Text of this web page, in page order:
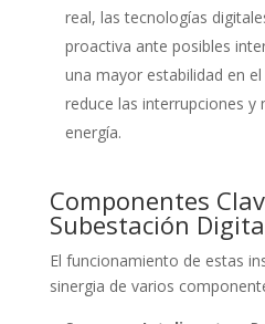
real, las tecnologías
proactiva ante posibles
una mayor estabilidad en
reduce las interrupciones y
energía.
Componentes
Subestación
El funcionamiento de estas
sinergia de varios